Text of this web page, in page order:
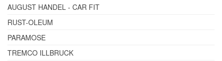
AUGUST HANDEL - CAR FIT
RUST-OLEUM
PARAMOSE
TREMCO ILLBRUCK